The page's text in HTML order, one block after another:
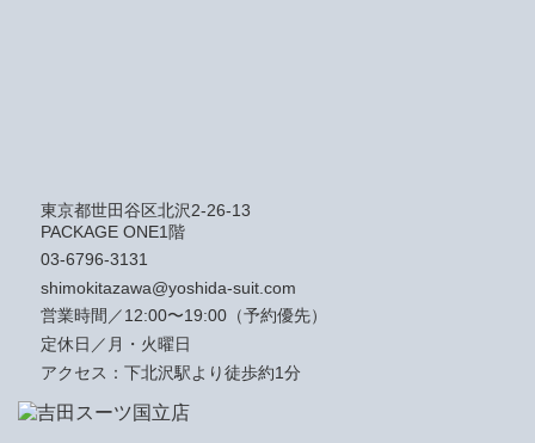
東京都世田谷区北沢2-26-13
PACKAGE ONE1階
03-6796-3131
shimokitazawa@yoshida-suit.com
営業時間／12:00〜19:00（予約優先）
定休日／月・火曜日
アクセス：下北沢駅より徒歩約1分